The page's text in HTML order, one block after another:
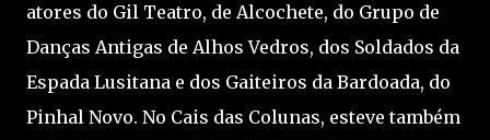
atores do Gil Teatro, de Alcochete, do Grupo de
Danças Antigas de Alhos Vedros, dos Soldados da
Espada Lusitana e dos Gaiteiros da Bardoada, do
Pinhal Novo. No Cais das Colunas, esteve também